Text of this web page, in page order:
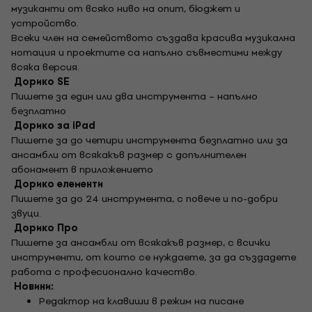
музиканти от всяко ниво на опит, бюджет и
устройство.
Всеки член на семейството създава красива музикална
нотация и проектите са напълно съвместими между
всяка версия.
Дорико SE
Пишете за един или два инструмента – напълно
безплатно
Дорико за iPad
Пишете за до четири инструмента безплатно или за
ансамбли от всякакъв размер с допълнителен
абонамент в приложението
Дорико елементи
Пишете за до 24 инструмента, с повече и по-добри
звуци.
Дорико Про
Пишете за ансамбли от всякакъв размер, с всички
инструменти, от които се нуждаете, за да създадете
работа с професионално качество.
Новини:
Редактор на клавиши в режим на писане